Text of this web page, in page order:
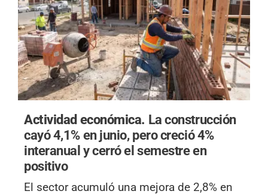
Actividad económica. La construcción
cayó 4,1% en junio, pero creció 4%
interanual y cerró el semestre en
positivo
El sector acumuló una mejora de 2,8% en